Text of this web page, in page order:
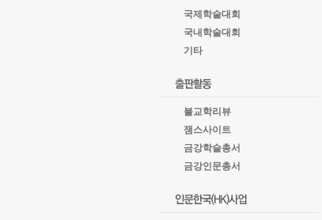
국제학술대회
국내학술대회
기타
불교학리뷰
잼스사이트
금강학술총서
금강인문총서